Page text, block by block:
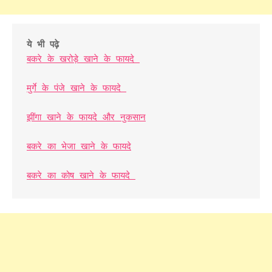
ये भी पढ़े
बकरे के खरोड़े खाने के फायदे
मुर्गे के पंजे खाने के फायदे
झींगा खाने के फायदे और नुकसान
बकरे का भेजा खाने के फायदे
बकरे का कोष खाने के फायदे